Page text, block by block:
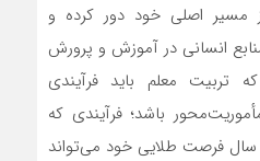
مسیر اصلی خود دور کرده و
انسانی در آموزش و پرورش
تربیت معلم باید فرآیندی
باشد؛ فرآیندی که
سال فرصت طلایی خود می‌تواند